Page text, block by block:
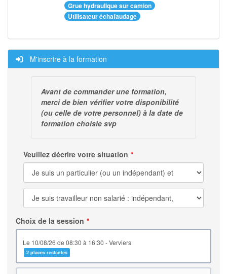
Grue hydraulique sur camion
Utilisateur échafaudage
M'inscrire à la formation
Avant de commander une formation,
merci de bien vérifier votre disponibilité
(ou celle de votre personnel) à la date de
formation choisie svp
Veuillez décrire votre situation
Choix de la session
le 10/08/26 de 08:30 à 16:30 - Verviers
2 places restantes